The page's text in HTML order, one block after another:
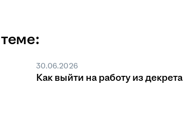
30.06.2026
Как выйти на работу из декрета